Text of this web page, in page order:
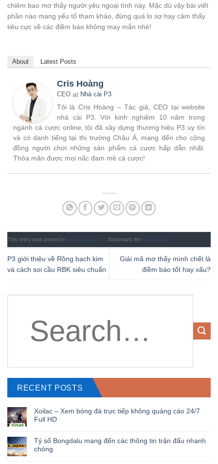
chiêm bao mơ thấy người yêu ngoại tình này. Mặc dù vậy bài viết
phần nào mang yếu tố tham khảo, đừng quá lo sợ hay cảm thấy
tiêu cực về các điềm báo không may mắn nhé!
About Latest Posts
Cris Hoàng
CEO at Nhà cái P3
Tôi là Cris Hoàng – Tác giả, CEO tại website
nhà cái P3. Với kinh nghiệm 10 năm trong
ngành cá cược online, tôi đã xây dựng thương hiệu P3 uy tín
và có danh tiếng tại thị trường Châu Á, mang đến cho cộng
đồng người chơi những sản phẩm cá cược hấp dẫn nhất.
Thỏa mãn được mọi nấc đam mê cá cược!
This entry was posted in Giải mã giấc mơ . Bookmark the permalink
P3 giới thiệu về Rồng bạch kim
và cách soi cầu RBK siêu chuẩn
Giải mã mơ thấy mình chết là
điềm báo tốt hay xấu?
RECENT POSTS
Xoilac – Xem bóng đá trực tiếp không quảng cáo 24/7
Full HD
Tỷ số Bongdalu mang đến các thông tin trận đấu nhanh
chóng